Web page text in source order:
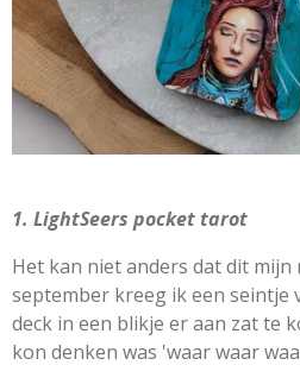
1. LightSeers pocket tarot
Het kan niet anders dat dit mijn
september kreeg ik een seintje
deck in een blikje er aan zat te
kon denken was 'waar waar